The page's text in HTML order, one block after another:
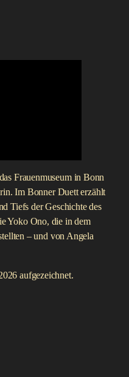
Frauenmuseum in Bonn
Im Bonner Duett erzählt
Tiefs der Geschichte des
Yoko Ono, die in dem
– und von Angela
aufgezeichnet.